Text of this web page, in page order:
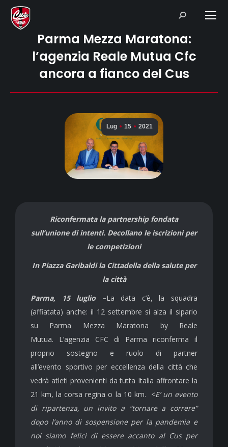
Search:
Parma Mezza Maratona:
l’agenzia Reale Mutua Cfc
ancora a fianco del Cus
Lug 15 2021
Riconfermata la partnership fondata
sull’unione di intenti. Decollano le iscrizioni per
le competizioni
In Piazza Garibaldi la Cittadella della salute per
la città
Parma, 15 luglio –La data c’è, la squadra
(affiatata) anche: il 12 settembre si alza il sipario
su Parma Mezza Maratona by Reale
Mutua. L’agenzia CFC di Parma riconferma il
proprio sostegno e ruolo di partner
all’evento sportivo per eccellenza della città che
vedrà atleti provenienti da tutta Italia affrontare la
21 km, la corsa regina o la 10 km. <E’ un evento
di ripartenza, un invito a “tornare a correre”
dopo l’anno di sospensione per la pandemia e
noi siamo felici di essere accanto al Cus per